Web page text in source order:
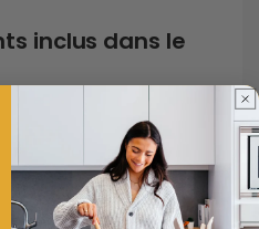
inclus dans le